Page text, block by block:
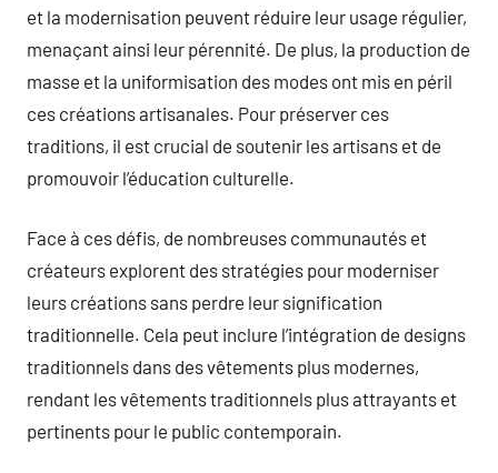
et la modernisation peuvent réduire leur usage régulier,
menaçant ainsi leur pérennité. De plus, la production de
masse et la uniformisation des modes ont mis en péril
ces créations artisanales. Pour préserver ces
traditions, il est crucial de soutenir les artisans et de
promouvoir l’éducation culturelle.
Face à ces défis, de nombreuses communautés et
créateurs explorent des stratégies pour moderniser
leurs créations sans perdre leur signification
traditionnelle. Cela peut inclure l’intégration de designs
traditionnels dans des vêtements plus modernes,
rendant les vêtements traditionnels plus attrayants et
pertinents pour le public contemporain.